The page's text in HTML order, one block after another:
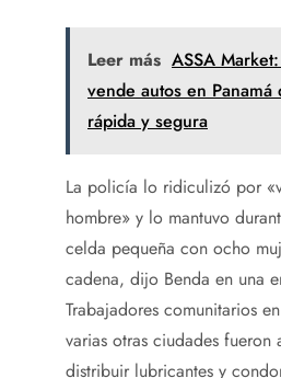
Leer más ASSA
vende autos en
rápida y segura
La policía lo ridiculizó por
hombre» y lo mantuvo
celda pequeña con ocho
cadena, dijo Benda en una
Trabajadores comunitarios
varias otras ciudades fueron
distribuir lubricantes y